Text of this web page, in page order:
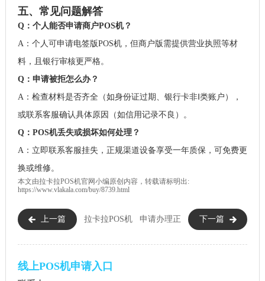
五、常见问题解答
Q：个人能否申请商户POS机？
A：个人可申请电签版POS机，但商户版需提供营业执照等材
料，且银行审核更严格。
Q：申请被拒怎么办？
A：检查材料是否齐全（如身份证过期、银行卡非Ⅰ类账户），
或联系客服确认具体原因（如信用记录不良）。
Q：POS机丢失或损坏如何处理？
A：立即联系客服挂失，正规渠道设备享受一年质保，可免费更
换或维修。
本文由拉卡拉POS机官网小编原创内容，转载请标明出:
https://www.vlakala.com/buy/8739.html
上一篇 拉卡拉POS机
安全条件与正规流程
下一篇
申请办理正
线上POS机申请入口